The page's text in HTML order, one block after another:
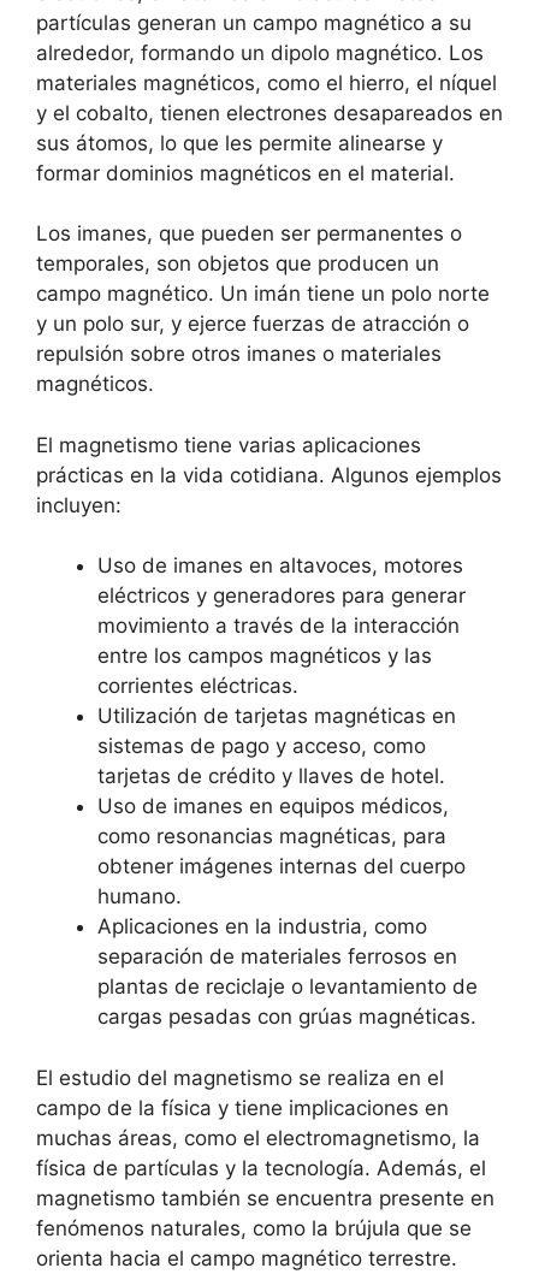
partículas generan un campo magnético a su
alrededor, formando un dipolo magnético. Los
materiales magnéticos, como el hierro, el níquel
y el cobalto, tienen electrones desapareados en
sus átomos, lo que les permite alinearse y
formar dominios magnéticos en el material.
Los imanes, que pueden ser permanentes o
temporales, son objetos que producen un
campo magnético. Un imán tiene un polo norte
y un polo sur, y ejerce fuerzas de atracción o
repulsión sobre otros imanes o materiales
magnéticos.
El magnetismo tiene varias aplicaciones
prácticas en la vida cotidiana. Algunos ejemplos
incluyen:
Uso de imanes en altavoces, motores
eléctricos y generadores para generar
movimiento a través de la interacción
entre los campos magnéticos y las
corrientes eléctricas.
Utilización de tarjetas magnéticas en
sistemas de pago y acceso, como
tarjetas de crédito y llaves de hotel.
Uso de imanes en equipos médicos,
como resonancias magnéticas, para
obtener imágenes internas del cuerpo
humano.
Aplicaciones en la industria, como
separación de materiales ferrosos en
plantas de reciclaje o levantamiento de
cargas pesadas con grúas magnéticas.
El estudio del magnetismo se realiza en el
campo de la física y tiene implicaciones en
muchas áreas, como el electromagnetismo, la
física de partículas y la tecnología. Además, el
magnetismo también se encuentra presente en
fenómenos naturales, como la brújula que se
orienta hacia el campo magnético terrestre.